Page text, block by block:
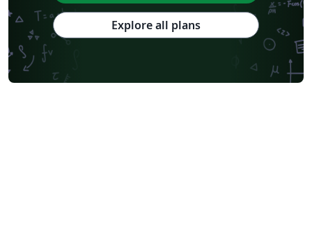
Explore all plans